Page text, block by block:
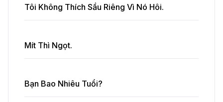
Tôi Không Thích Sầu Riêng Vì Nó Hôi.
Mít Thì Ngọt.
Bạn Bao Nhiêu Tuổi?